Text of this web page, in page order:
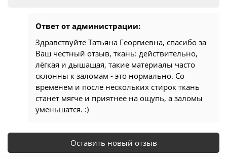
Ответ от администрации:
Здравствуйте Татьяна Георгиевна, спасибо за
Ваш честный отзыв, ткань: действительно,
лёгкая и дышащая, такие материалы часто
склонны к заломам - это нормально. Со
временем и после нескольких стирок ткань
станет мягче и приятнее на ощупь, а заломы
уменьшатся. :)
Оставить новый отзыв